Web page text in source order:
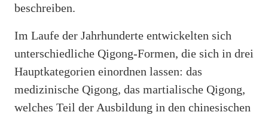
beschreiben.
Im Laufe der Jahrhunderte entwickelten sich
unterschiedliche Qigong-Formen, die sich in drei
Hauptkategorien einordnen lassen: das
medizinische Qigong, das martialische Qigong,
welches Teil der Ausbildung in den chinesischen